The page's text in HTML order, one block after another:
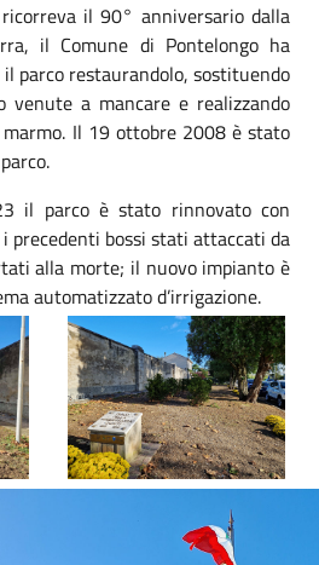
il 90° anniversario dalla
il Comune di Pontelongo ha
parco restaurandolo, sostituendo
a mancare e realizzando
Il 19 ottobre 2008 è stato
il parco è stato rinnovato con
i precedenti bossi stati attaccati da
alla morte; il nuovo impianto è
automatizzato d’irrigazione.